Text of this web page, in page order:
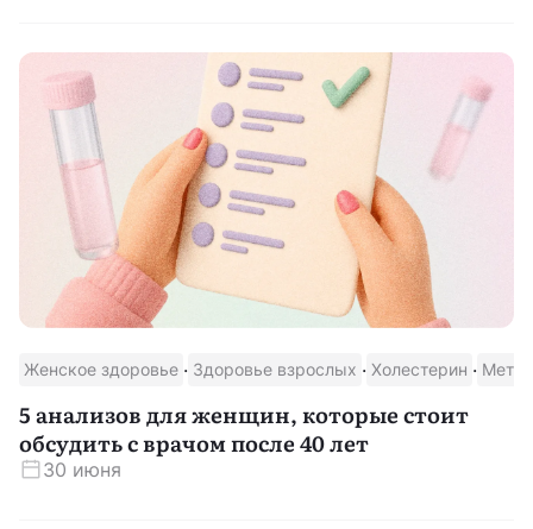
Женское здоровье · Здоровье взрослых · Холестерин ·
5 анализов для женщин, которые стоит
обсудить с врачом после 40 лет
30 июня